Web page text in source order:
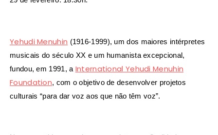
Yehudi Menuhin (1916-1999), um dos maiores intérpretes
musicais do século XX e um humanista excepcional,
fundou, em 1991, a International Yehudi Menuhin
Foundation, com o objetivo de desenvolver projetos
culturais “para dar voz aos que não têm voz”.